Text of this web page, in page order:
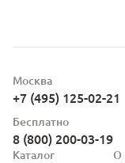
Москва
+7 (495) 125-02-21
Бесплатно
8 (800) 200-03-19
Каталог О